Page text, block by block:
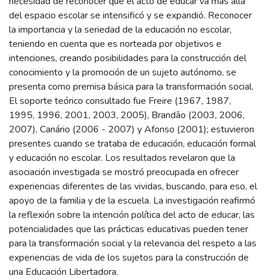
del espacio escolar se intensificó y se expandió. Reconocer
la importancia y la seriedad de la educación no escolar,
teniendo en cuenta que es norteada por objetivos e
intenciones, creando posibilidades para la construcción del
conocimiento y la promoción de un sujeto autónomo, se
presenta como premisa básica para la transformación social.
El soporte teórico consultado fue Freire (1967, 1987,
1995, 1996, 2001, 2003, 2005), Brandão (2003, 2006,
2007), Canário (2006 - 2007) y Afonso (2001); estuvieron
presentes cuando se trataba de educación, educación formal
y educación no escolar. Los resultados revelaron que la
asociación investigada se mostró preocupada en ofrecer
experiencias diferentes de las vividas, buscando, para eso, el
apoyo de la familia y de la escuela. La investigación reafirmó
la reflexión sobre la intención política del acto de educar, las
potencialidades que las prácticas educativas pueden tener
para la transformación social y la relevancia del respeto a las
experiencias de vida de los sujetos para la construcción de
una Educación Libertadora.